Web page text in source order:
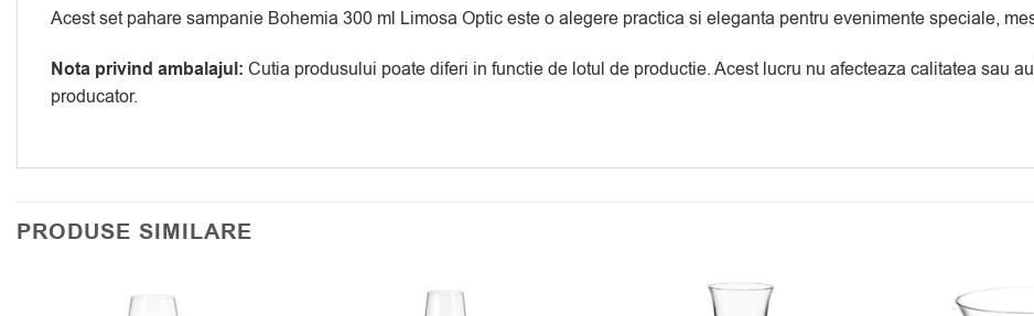
Acest set pahare sampanie Bohemia 300 ml Limosa Optic este o alegere practica si eleganta pentru evenimente speciale,
Nota privind ambalajul: Cutia produsului poate diferi in functie de lotul de productie. Acest lucru nu afecteaza calitatea sau
producator.
PRODUSE SIMILARE